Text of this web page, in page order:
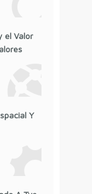
el Valor
Y